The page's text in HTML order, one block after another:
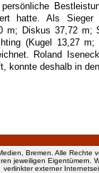
hatte. Als Sieger
m; Diskus 37,72 m;
(Kugel 13,27
Roland
konnte deshalb in
Bremen. Alle Rechte
jeweiligen Eigentümern.
verlinkter externer